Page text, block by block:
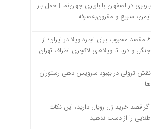
باربری در اصفهان با باربری جهان‌نما | حمل بار
ایمن، سریع و مقرون‌به‌صرفه
۶ مقصد محبوب برای اجاره ویلا در ایران؛ از
جنگل و دریا تا ویلاهای لاکچری اطراف تهران
نقش ترولی در بهبود سرویس دهی رستوران
ها
اگر قصد خرید ژل رویال دارید، این نکات
طلایی را از دست ندهید!